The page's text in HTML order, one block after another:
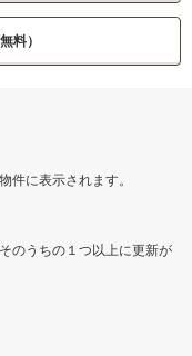
無料）
件に表示されます。
のうちの１つ以上に更新が